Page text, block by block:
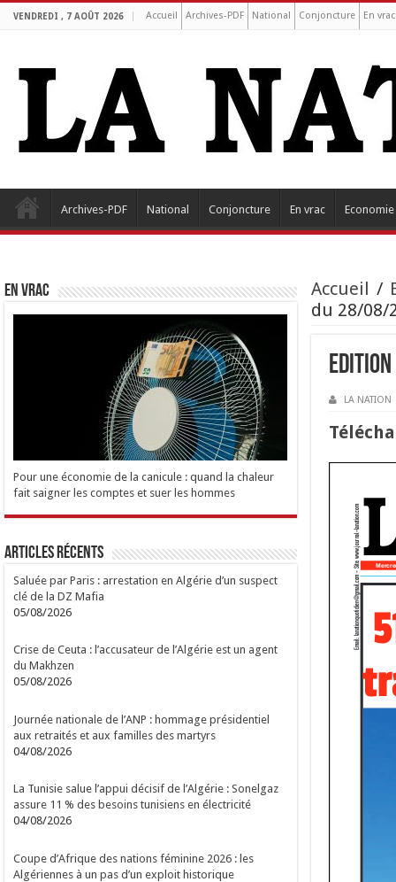
VENDREDI , 7 AOÛT 2026 Accueil Archives-PDF National Conjoncture En vrac
Archives-PDF National Conjoncture En vrac Economie
Accueil /
du 28/08/
Edition
LA NATION
Télé
EN VRAC
Pour une économie de la canicule : quand la chaleur
fait saigner les comptes et suer les hommes
Articles Récents
Saluée par Paris : arrestation en Algérie d’un suspect
clé de la DZ Mafia
05/08/2026
Crise de Ceuta : l’accusateur de l’Algérie est un agent
du Makhzen
05/08/2026
Journée nationale de l’ANP : hommage présidentiel
aux retraités et aux familles des martyrs
04/08/2026
La Tunisie salue l’appui décisif de l’Algérie : Sonelgaz
assure 11 % des besoins tunisiens en électricité
04/08/2026
Coupe d’Afrique des nations féminine 2026 : les
Algériennes à un pas d’un exploit historique